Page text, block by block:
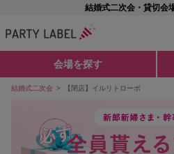
結婚式二次会・貸切会
会場を探す
結婚式二次会 【閉店】イルリトローボ